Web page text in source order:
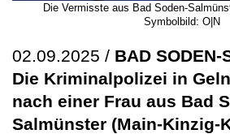
Die Vermisste aus Bad Soden-
Symbolbild: O|N
02.09.2025 / BAD SODEN-
Die Kriminalpolizei in
nach einer Frau aus Bad
Salmünster (Main-Kinzig-